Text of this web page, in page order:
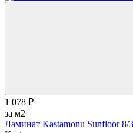
1 078 ₽
за м2
Ламинат Kastamonu Sunfloor